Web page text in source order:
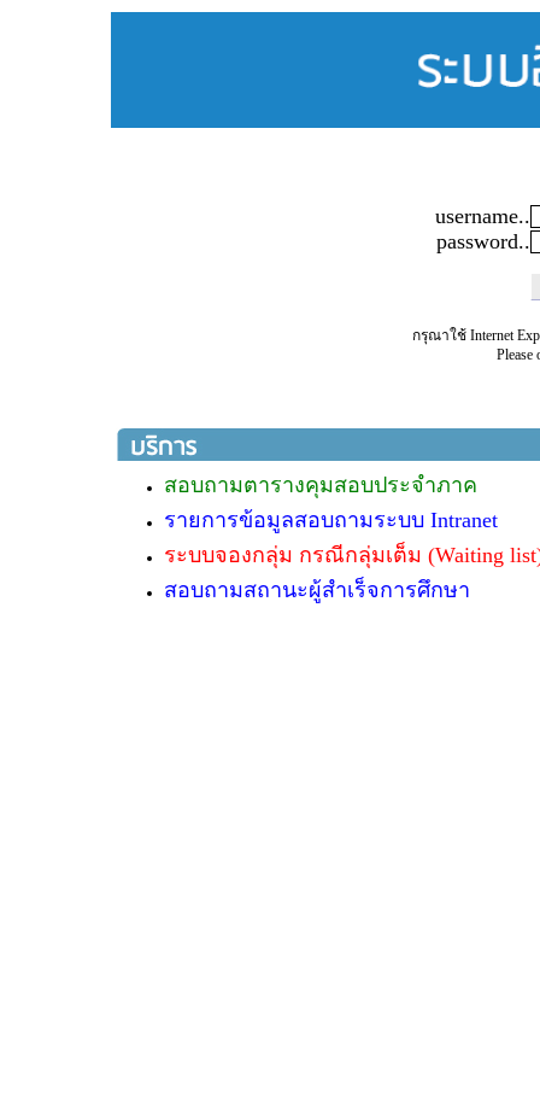
username..
password..
กรุณาใช้ Internet
Please
สอบถามตารางคุมสอบประจำภาค
รายการข้อมูลสอบถามระบบ Intranet
ระบบจองกลุ่ม กรณีกลุ่มเต็ม (Waiting
สอบถามสถานะผู้สำเร็จการศึกษา